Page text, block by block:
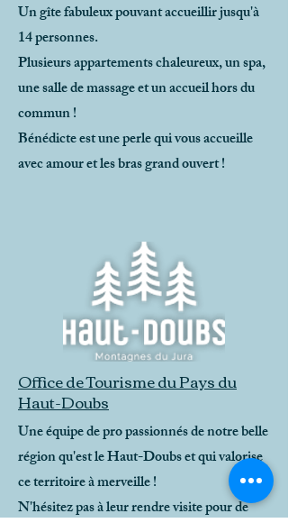
Un gîte fabuleux pouvant accueillir jusqu'à
14 personnes.
Plusieurs appartements chaleureux, un spa,
une salle de massage et un accueil hors du
commun !
Bénédicte est une perle qui vous accueille
avec amour et les bras grand ouvert !
Office de Tourisme du Pays du
Haut-Doubs
Une équipe de pro passionnés de notre belle
région qu'est le Haut-Doubs et qui valorise
ce territoire à merveille !
N'hésitez pas à leur rendre visite pour de